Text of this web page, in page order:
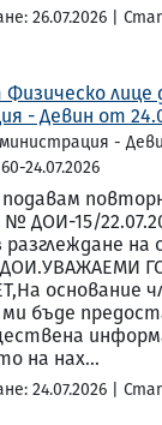
26.07.2026 |
лице
- Девин от
-
24.07.2026
№ ДОИ-15/
на
основание
бъде
на нах...
24.07.2026 |